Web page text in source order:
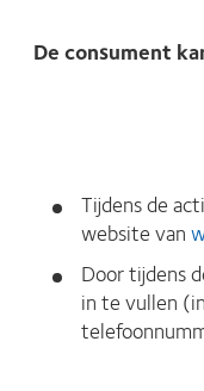
De consument
Tijdens de
website van
Door tijdens
in te vullen